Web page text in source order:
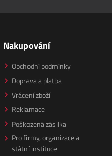
Nakupování
Obchodní podmínky
Doprava a platba
Vrácení zboží
Reklamace
Poškozená zásilka
Pro firmy, organizace a
státní instituce